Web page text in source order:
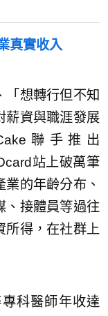
真實收入
「想轉行但不知
薪資與職涯發展
聯手推出
站上破萬筆
的年齡分布、
、接體員等過往
所得，在社群上
科醫師年收達